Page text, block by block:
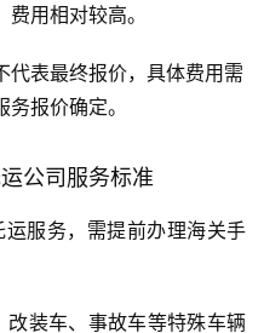
用相对较高。
代表最终报价，具体费用需
报价确定。
公司服务标准
服务，需提前办理海关手
装车、事故车等特殊车辆